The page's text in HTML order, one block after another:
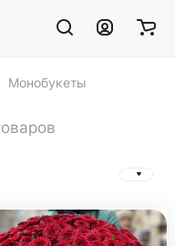
Монобукеты